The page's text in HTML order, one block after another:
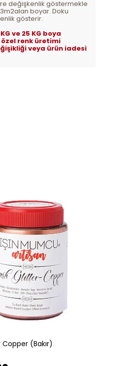
değişkenlik göstermekle
boyar. Doku
gösterir.
ve 25 KG boya
renk üretimi
veya ürün iadesi
(Bakır)